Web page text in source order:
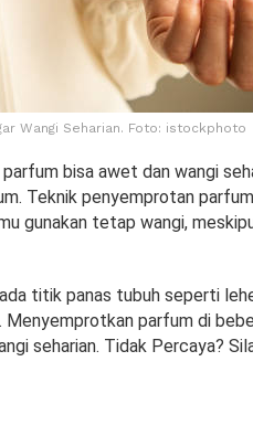
Wangi Seharian. Foto: istockphoto
bisa awet dan wangi
Teknik penyemprotan
gunakan tetap wangi,
titik panas tubuh seperti
parfum di
seharian. Tidak Percaya?